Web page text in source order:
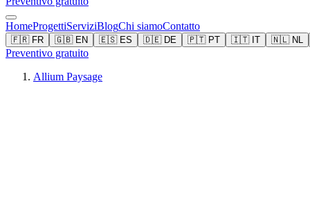
HomeProgettiServiziBlogChi siamoContatto
🇫🇷 FR 🇬🇧 EN 🇪🇸 ES 🇩🇪 DE 🇵🇹 PT 🇮🇹 IT 🇳🇱 NL
Preventivo gratuito
Allium Paysage